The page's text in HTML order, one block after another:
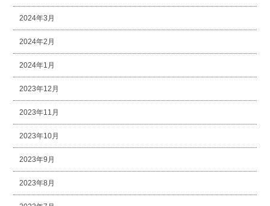
2024年3月
2024年2月
2024年1月
2023年12月
2023年11月
2023年10月
2023年9月
2023年8月